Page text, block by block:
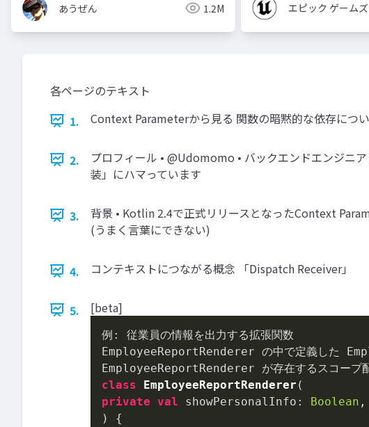
あうぜん 1.2M エピック ゲーム
各ページのテキスト
1.
Context Parameterから見る 関数の暗黙的な依存に
2.
プロフィール • @Udomomo • バックエンドエンジニ
装」にハマっています
3.
背景 • Kotlin 2.4で正式リリースとなったContext
(うまく言葉にできない)
4. コンテキストにつながる概念 「Dispatch Receiver」
5. [beta]
例: 従業員の情報を出力する拡張関数
EmployeeReportRenderer の中で定義した
class
EmployeeReportRenderer
private val showPersonalInfo: Boolean ,